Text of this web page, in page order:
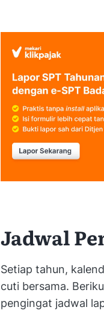
Jadwal
Setiap tahun,
cuti bersama.
pengingat jadwal